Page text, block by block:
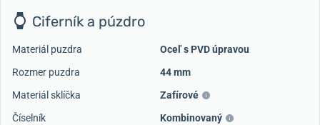
Ciferník a púzdro
Materiál puzdra
Oceľ s PVD úpravou
Rozmer puzdra
44 mm
Materiál sklíčka
Zafírové
Číselník
Kombinovaný